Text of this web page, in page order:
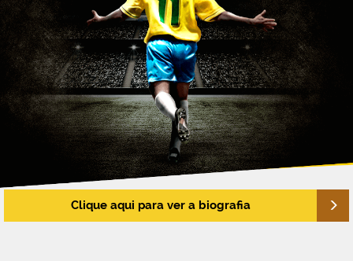
Clique aqui para ver a biografia